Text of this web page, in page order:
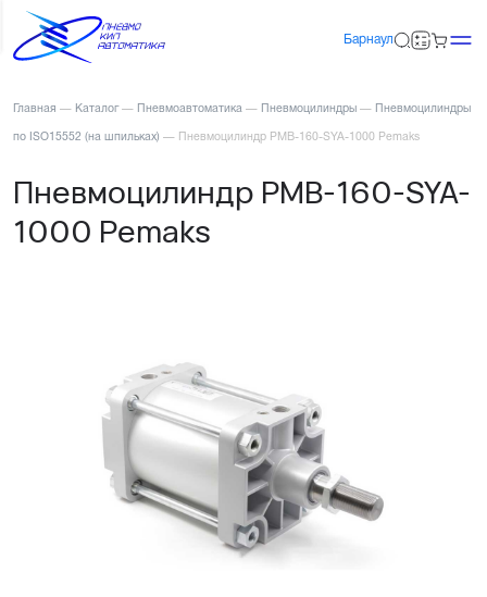
Барнаул
Главная — Каталог — Пневмоавтоматика — Пневмоцилиндры — Пневмоцилиндры
по ISO15552 (на шпильках) — Пневмоцилиндр PMB-160-SYA-1000 Pemaks
Пневмоцилиндр PMB-160-SYA-
1000 Pemaks